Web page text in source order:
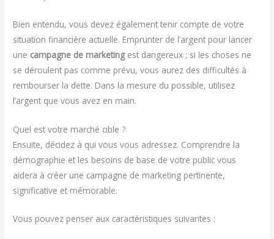
Bien entendu, vous devez également tenir compte de votre
situation financière actuelle. Emprunter de l’argent pour lancer
une campagne de marketingest dangereux ; si les choses ne
se déroulent pas comme prévu, vous aurez des difficultés à
rembourser la dette. Dans la mesure du possible, utilisez
l’argent que vous avez en main.
Quel est votre marché cible ?
Ensuite, décidez à qui vous vous adressez. Comprendre la
démographie et les besoins de base de votre public vous
aidera à créer une campagne de marketing pertinente,
significative et mémorable.
Vous pouvez penser aux caractéristiques suivantes :